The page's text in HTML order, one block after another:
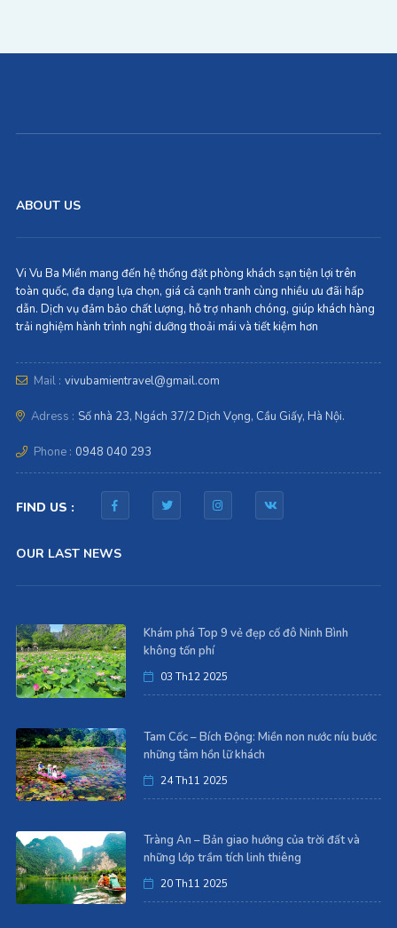
ABOUT US
Vi Vu Ba Miền mang đến hệ thống đặt phòng khách sạn tiện lợi trên
toàn quốc, đa dạng lựa chọn, giá cả cạnh tranh cùng nhiều ưu đãi hấp
dẫn. Dịch vụ đảm bảo chất lượng, hỗ trợ nhanh chóng, giúp khách hàng
trải nghiệm hành trình nghỉ dưỡng thoải mái và tiết kiệm hơn
Mail : vivubamientravel@gmail.com
Adress : Số nhà 23, Ngách 37/2 Dịch Vọng, Cầu Giấy, Hà Nội.
Phone : 0948 040 293
FIND US :
OUR LAST NEWS
Khám phá Top 9 vẻ đẹp cố đô Ninh Bình
không tốn phí
03 Th12 2025
Tam Cốc – Bích Động: Miền non nước níu bước
những tâm hồn lữ khách
24 Th11 2025
Tràng An – Bản giao hưởng của trời đất và
những lớp trầm tích linh thiêng
20 Th11 2025